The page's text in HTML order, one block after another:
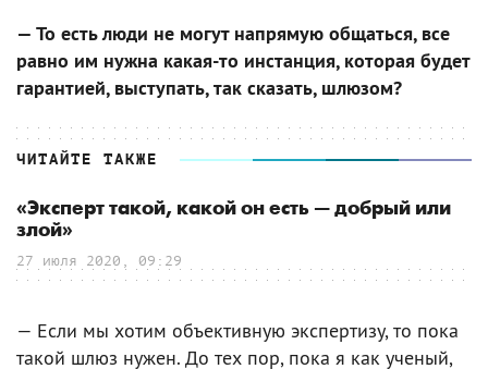
— То есть люди не могут напрямую общаться, все
равно им нужна какая-то инстанция, которая будет
гарантией, выступать, так сказать, шлюзом?
ЧИТАЙТЕ ТАКЖЕ
«Эксперт такой, какой он есть — добрый или
злой»
27 июля 2020, 09:29
— Если мы хотим объективную экспертизу, то пока
такой шлюз нужен. До тех пор, пока я как ученый,